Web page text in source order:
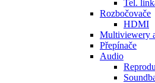
Tel.
Rozbočovače
HDMI
Multiviewery
Přepínače
Audio